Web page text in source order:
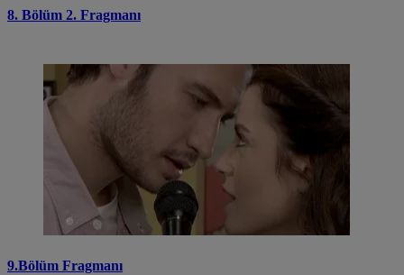
8. Bölüm 2. Fragmanı
9.Bölüm Fragmanı